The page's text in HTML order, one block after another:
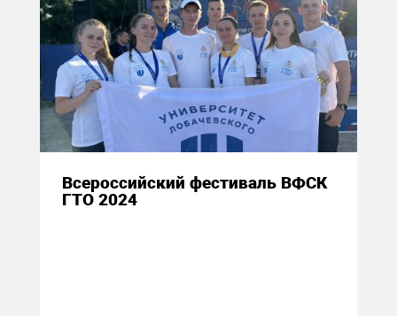
Всероссийский фестиваль ВФСК
ГТО 2024